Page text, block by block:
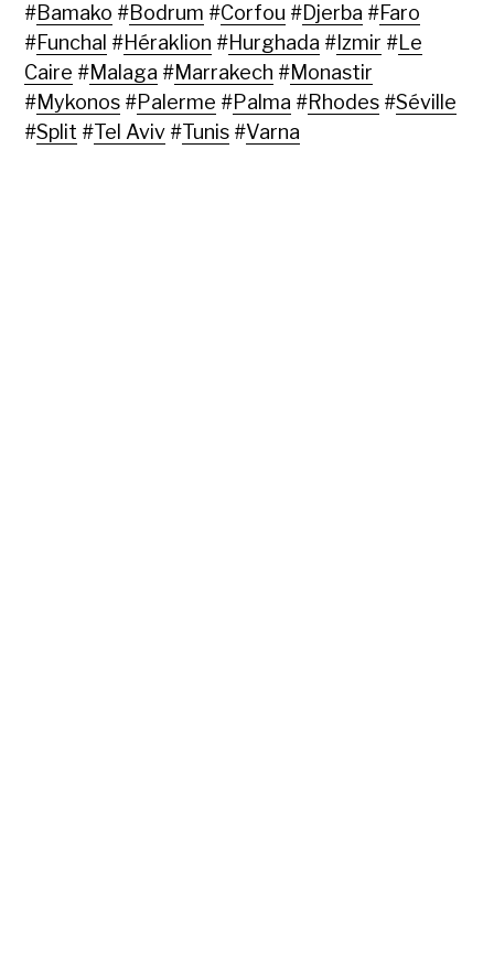
#Bamako #Bodrum #Corfou #Djerba #Faro
#Funchal #Héraklion #Hurghada # Izmir #Le
Caire #Malaga #Marrakech #Monastir
#Mykonos #Palerme #Palma #Rhodes #Séville
#Split #Tel Aviv #Tunis #Varna